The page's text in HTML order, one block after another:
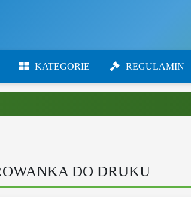
KATEGORIE REGULAMIN
DO DRUKU